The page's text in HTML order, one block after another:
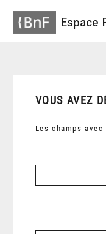
Espace
VOUS AVEZ
Les champs